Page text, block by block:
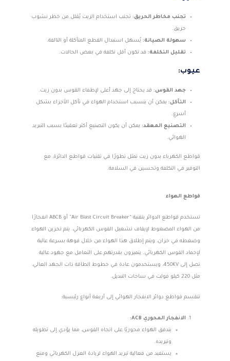
تجنب مخاطر الحريق: تجنب استخدام الزيت يُقلل من خطر نشوب
حريق.
سهولة الصيانة: يُسهل استبدال القطع المتآكلة أو التالفة.
تقليل التكلفة: قد تكون أقل تكلفة في بعض الحالات.
عيوب:
جهد القوس: قد يحتاج إلى جهد أعلى لإطفاء القوس بدون زيت.
التآكل: يمكن أن يتسبب استخدام الهواء في تآكل الأجزاء بشكل
أسرع.
التصنيع المعقد: يمكن أن يكون التصنيع أكثر تعقيدًا بسبب التبريد
الهوائي.
قواطع الكهرباء بدون زيت تمثل تطورًا في تقنيات قواطع الدائرة، مع
التوفير في التكلفة وتحسين في السلامة.
قواطع الهواء
تستخدم قواطع الدوائر بتقنية “Air Blast Circuit Breaker” أو ABCB انفجارًا
من الهواء المضغوط لإيقاف تشغيل القوس الكهربائي. يتم تخزين الهواء
وضغطه في خزان، ويتم إطلاق هذا الهواء من خلال فوهة بسرعة عالية
لإخماد القوس الكهربائي. يتميزون بقدرتهم على التعامل مع جهود عالية
تصل إلى 450KV، ويستخدمون عادة في خطوط الطاقة ذات الجهد العالي،
مثل 220 كيلو فولت في ساحات التبديل.
تنقسم قواطع دوائر الانفجار الهوائي إلى أربعة أنواع رئيسية:
الانفجار المحوري ACB:
يتدفق الهواء محوريًا على اتجاه القوس، مما يؤدي إلى تطويله
وتبريده.
يستفيد من فعالية تبريد الهواء لزيادة العزل الكهربائي ومنع